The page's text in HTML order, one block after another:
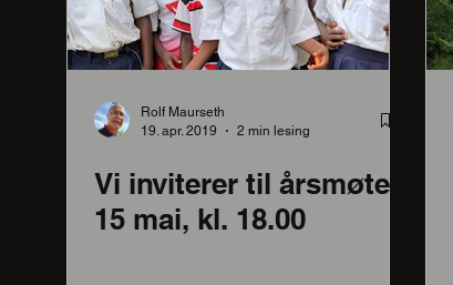
Rolf Maurseth
19. apr. 2019
2 min lesing
Vi inviterer til årsmøte
15 mai, kl. 18.00